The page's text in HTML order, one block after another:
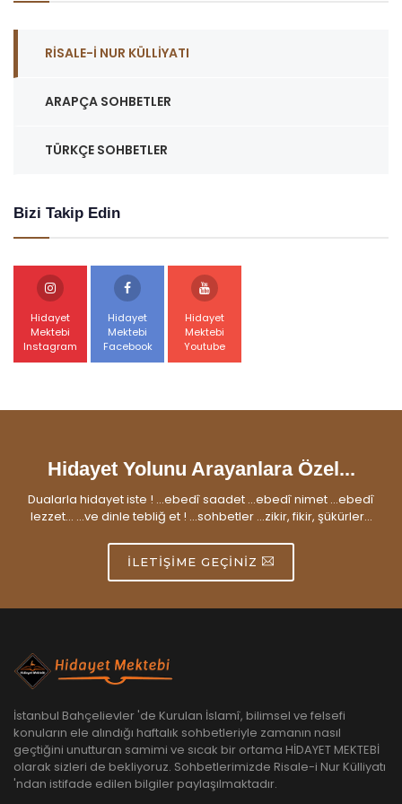
RISALE-I NUR KÜLLIYATI
ARAPÇA SOHBETLER
TÜRKÇE SOHBETLER
Bizi Takip Edin
Hidayet
Mektebi
Instagram
Hidayet
Mektebi
Facebook
Hidayet
Mektebi
Youtube
Hidayet Yolunu Arayanlara Özel...
Dualarla hidayet iste ! ...ebedî saadet ...ebedî nimet ...ebedî
lezzet... ...ve dinle tebliğ et ! ...sohbetler ...zikir, fikir, şükürler...
İLETIŞIME GEÇINIZ
İstanbul Bahçelievler 'de Kurulan İslamî, bilimsel ve felsefi
konuların ele alındığı haftalık sohbetleriyle zamanın nasıl
geçtiğini unutturan samimi ve sıcak bir ortama HİDAYET MEKTEBİ
olarak sizleri de bekliyoruz. Sohbetlerimizde Risale-i Nur Külliyatı
'ndan istifade edilen bilgiler paylaşılmaktadır.